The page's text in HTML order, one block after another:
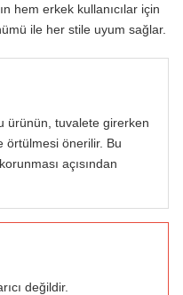
hem erkek kullanıcılar için
ile her stile uyum sağlar.
ürünün, tuvalete girerken
örtülmesi önerilir. Bu
açısından
değildir.